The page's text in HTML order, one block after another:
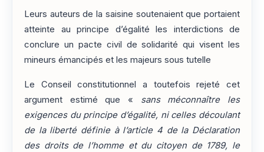
Leurs auteurs de la saisine soutenaient que portaient
atteinte au principe d’égalité les interdictions de
conclure un pacte civil de solidarité qui visent les
mineurs émancipés et les majeurs sous tutelle
Le Conseil constitutionnel a toutefois rejeté cet
argument estimé que « sans méconnaître les
exigences du principe d’égalité, ni celles découlant
de la liberté définie à l’article 4 de la Déclaration
des droits de l’homme et du citoyen de 1789, le